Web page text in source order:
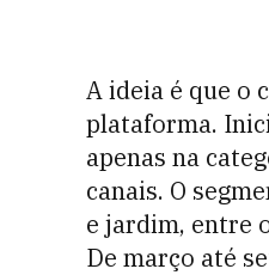
A ideia é que o
plataforma.
apenas na
canais. O
e jardim, entre
De março até